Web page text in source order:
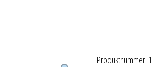
Produktnummer: